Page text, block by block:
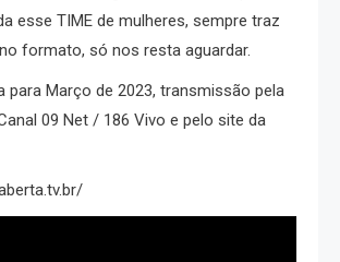
esse TIME de mulheres, sempre traz
formato, só nos resta aguardar.
para Março de 2023, transmissão pela
09 Net / 186 Vivo e pelo site da